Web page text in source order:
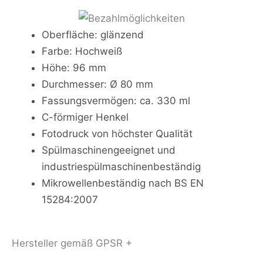
Oberfläche: glänzend
Farbe: Hochweiß
Höhe: 96 mm
Durchmesser: Ø 80 mm
Fassungsvermögen: ca. 330 ml
C-förmiger Henkel
Fotodruck von höchster Qualität
Spülmaschinengeeignet und
industriespülmaschinenbeständig
Mikrowellenbeständig nach BS EN
15284:2007
Hersteller gemäß GPSR +